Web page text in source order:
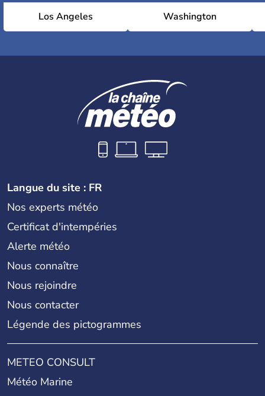
Los Angeles Washington
Langue du site : FR
Nos experts météo
Certificat d'intempéries
Alerte météo
Nous connaître
Nous rejoindre
Nous contacter
Légende des pictogrammes
METEO CONSULT
Météo Marine